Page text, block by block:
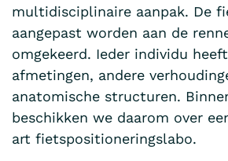
multidisciplinaire aanpak. De
aangepast worden aan de
omgekeerd. Ieder individu
afmetingen, andere
anatomische structuren.
beschikken we daarom over
art fietspositioneringslabo.